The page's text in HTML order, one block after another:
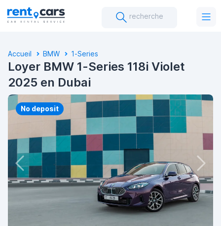
recherche
Accueil BMW 1-Series
Loyer BMW 1-Series 118i Violet
2025 en Dubai
No deposit